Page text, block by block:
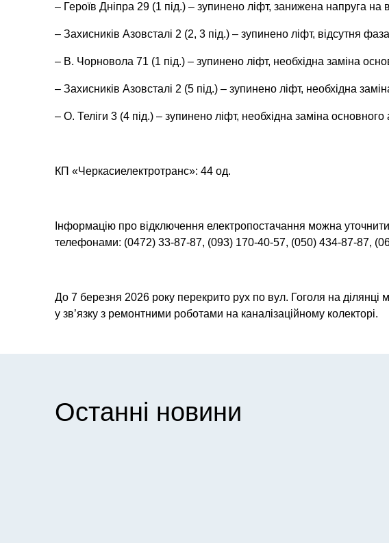
– Героїв Дніпра 29 (1 під.) – зупинено ліфт, занижена напруга на
– Захисників Азовсталі 2 (2, 3 під.) – зупинено ліфт, відсутня
– В. Чорновола 71 (1 під.) – зупинено ліфт, необхідна заміна
– Захисників Азовсталі 2 (5 під.) – зупинено ліфт, необхідна
– О. Теліги 3 (4 під.) – зупинено ліфт, необхідна заміна основного
КП «Черкасиелектротранс»: 44 од.
Інформацію про відключення електропостачання можна
телефонами: (0472) 33-87-87, (093) 170-40-57, (050) 434-87-87,
До 7 березня 2026 року перекрито рух по вул. Гоголя на ділянці
у зв’язку з ремонтними роботами на каналізаційному колекторі.
Останні новини